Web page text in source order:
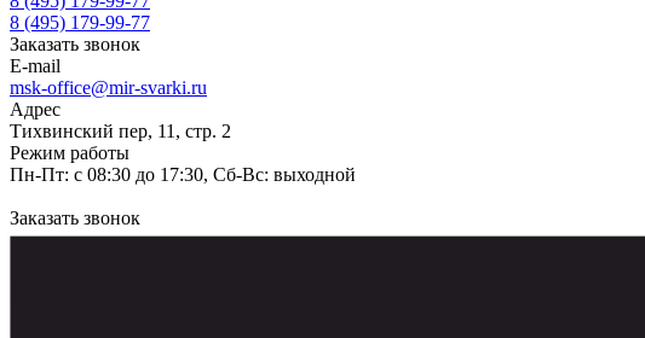
8 (495) 179-99-77
Заказать звонок
E-mail
msk-office@mir-svarki.ru
Адрес
Тихвинский пер, 11, стр. 2
Режим работы
Пн-Пт: с 08:30 до 17:30, Сб-Вс: выходной
Заказать звонок